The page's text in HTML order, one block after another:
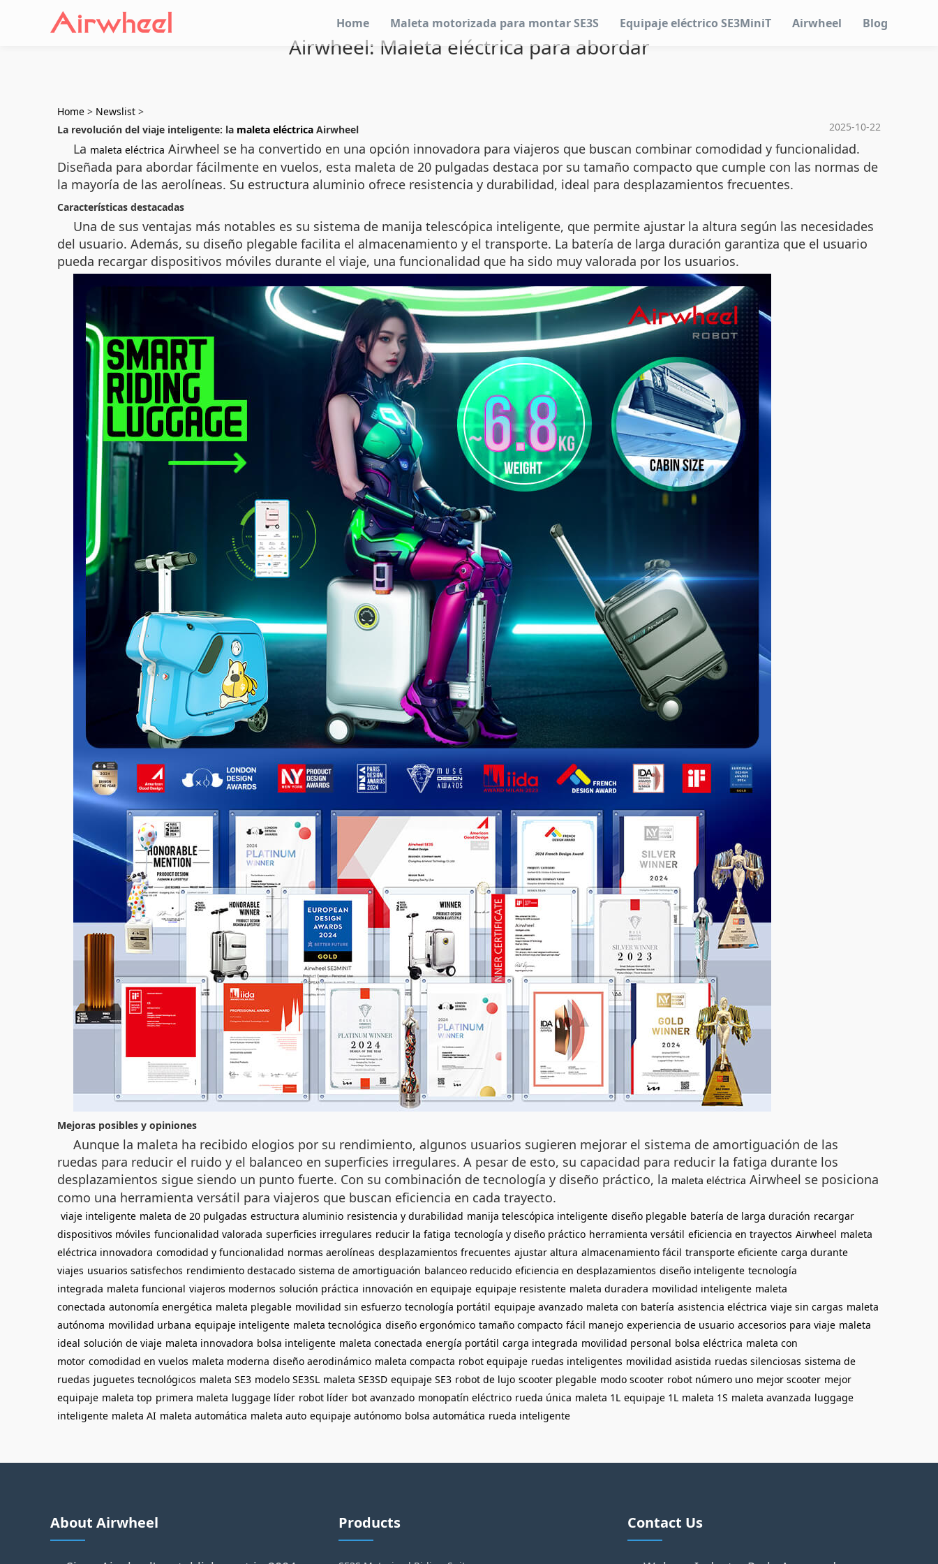
Home Maleta motorizada para montar SE3S Equipaje eléctrico SE3MiniT Airwheel Blog
Airwheel: Maleta eléctrica para abordar
Home > Newslist >
2025-10-22
La revolución del viaje inteligente: la maleta eléctrica Airwheel
La maleta eléctrica Airwheel se ha convertido en una opción innovadora para viajeros que buscan combinar comodidad y funcionalidad.
Diseñada para abordar fácilmente en vuelos, esta maleta de 20 pulgadas destaca por su tamaño compacto que cumple con las normas de
la mayoría de las aerolíneas. Su estructura aluminio ofrece resistencia y durabilidad, ideal para desplazamientos frecuentes.
Características destacadas
Una de sus ventajas más notables es su sistema de manija telescópica inteligente, que permite ajustar la altura según las necesidades
del usuario. Además, su diseño plegable facilita el almacenamiento y el transporte. La batería de larga duración garantiza que el usuario
pueda recargar dispositivos móviles durante el viaje, una funcionalidad que ha sido muy valorada por los usuarios.
Mejoras posibles y opiniones
Aunque la maleta ha recibido elogios por su rendimiento, algunos usuarios sugieren mejorar el sistema de amortiguación de las
ruedas para reducir el ruido y el balanceo en superficies irregulares. A pesar de esto, su capacidad para reducir la fatiga durante los
desplazamientos sigue siendo un punto fuerte. Con su combinación de tecnología y diseño práctico, la maleta eléctrica Airwheel se posiciona
como una herramienta versátil para viajeros que buscan eficiencia en cada trayecto.
viaje inteligente maleta de 20 pulgadas estructura aluminio resistencia y durabilidad manija telescópica inteligente diseño plegable batería de larga duración recargar
dispositivos móviles funcionalidad valorada superficies irregulares reducir la fatiga tecnología y diseño práctico herramienta versátil eficiencia en trayectos Airwheel maleta
eléctrica innovadora comodidad y funcionalidad normas aerolíneas desplazamientos frecuentes ajustar altura almacenamiento fácil transporte eficiente carga durante
viajes usuarios satisfechos rendimiento destacado sistema de amortiguación balanceo reducido eficiencia en desplazamientos diseño inteligente tecnología
integrada maleta funcional viajeros modernos solución práctica innovación en equipaje equipaje resistente maleta duradera movilidad inteligente maleta
conectada autonomía energética maleta plegable movilidad sin esfuerzo tecnología portátil equipaje avanzado maleta con batería asistencia eléctrica viaje sin cargas maleta
autónoma movilidad urbana equipaje inteligente maleta tecnológica diseño ergonómico tamaño compacto fácil manejo experiencia de usuario accesorios para viaje maleta
ideal solución de viaje maleta innovadora bolsa inteligente maleta conectada energía portátil carga integrada movilidad personal bolsa eléctrica maleta con
motor comodidad en vuelos maleta moderna diseño aerodinámico maleta compacta robot equipaje ruedas inteligentes movilidad asistida ruedas silenciosas sistema de
ruedas juguetes tecnológicos maleta SE3 modelo SE3SL maleta SE3SD equipaje SE3 robot de lujo scooter plegable modo scooter robot número uno mejor scooter mejor
equipaje maleta top primera maleta luggage líder robot líder bot avanzado monopatín eléctrico rueda única maleta 1L equipaje 1L maleta 1S maleta avanzada luggage
inteligente maleta AI maleta automática maleta auto equipaje autónomo bolsa automática rueda inteligente
About Airwheel Products Contact Us